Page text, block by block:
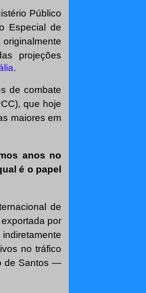
Público
Especial de
projeções
.
de combate
que hoje
maiores em
anos no
é o papel
de
por
no tráfico
de Santos —